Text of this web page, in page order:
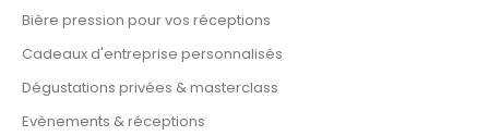
Bière pression pour vos réceptions
Cadeaux d'entreprise personnalisés
Dégustations privées & masterclass
Evènements & réceptions